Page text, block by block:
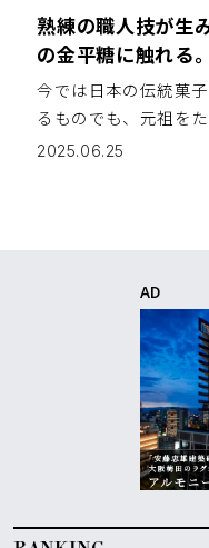
熟練の職人技が生
の金平糖に触れる
寿庵清水」
今では日本の伝統菓
るものでも、元祖を
伝来のものは少なくな
2025.06.25
AD